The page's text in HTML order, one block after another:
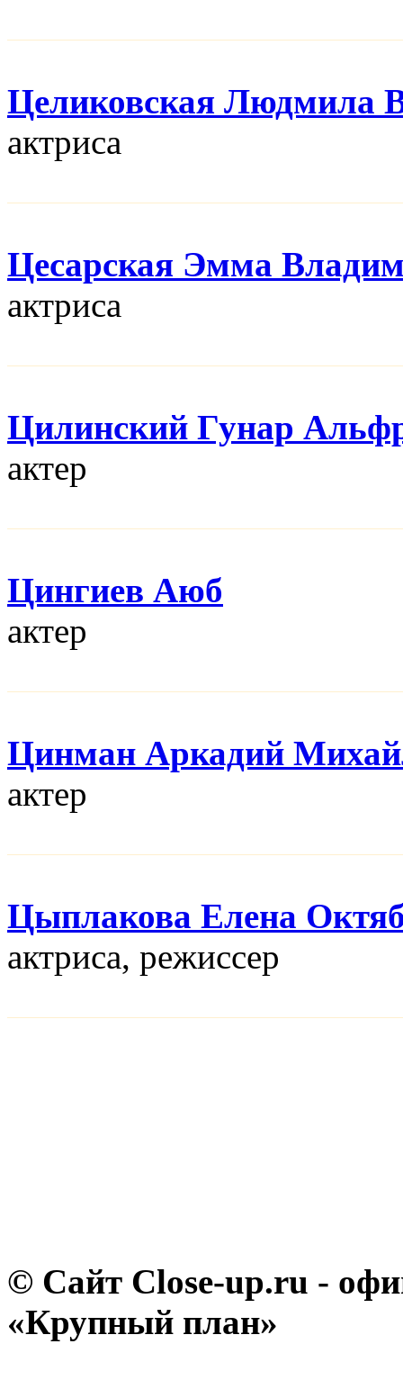
Целиковская Людмила
актриса
Цесарская Эмма
актриса
Цилинский Гунар
актер
Цингиев Аюб
актер
Цинман Аркадий
актер
Цыплакова Елена
актриса, режисcер
© Сайт Close-up.ru -
«Крупный план»